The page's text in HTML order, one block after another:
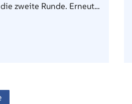
zweite Runde. Erneut…